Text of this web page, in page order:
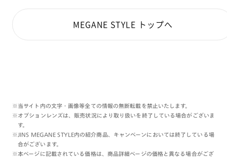
MEGANE STYLE トップへ
※当サイト内の文字・画像等全ての情報の無断転載を禁止いたします。
※オプションレンズは、販売状況により取り扱いを終了している場合がございま
す。
※JINS MEGANE STYLE内の紹介商品、キャンペーンにおいては終了している場
合がございます。
※本ページに記載されている価格は、商品詳細ページの価格と異なる場合がござ